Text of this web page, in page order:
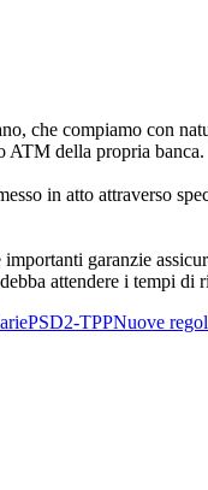
compiamo con
ATM della propria banca.
in atto attraverso
garanzie
attendere i tempi di
PSD2-TPPNuove